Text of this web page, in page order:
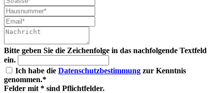
Bitte geben Sie die Zeichenfolge in das nachfolgende Textfeld
ein.
Ich habe die Datenschutzbestimmung zur Kenntnis
genommen.*
Felder mit * sind Pflichtfelder.